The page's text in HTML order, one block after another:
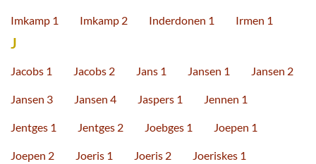
Imkamp 1 Imkamp 2 Inderdonen 1 Irmen 1
J
Jacobs 1 Jacobs 2 Jans 1 Jansen 1 Jansen 2
Jansen 3 Jansen 4 Jaspers 1 Jennen 1
Jentges 1 Jentges 2 Joebges 1 Joepen 1
Joepen 2 Joeris 1 Joeris 2 Joeriskes 1